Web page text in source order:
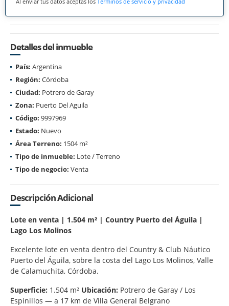
Detalles del inmueble
País: Argentina
Región: Córdoba
Ciudad: Potrero de Garay
Zona: Puerto Del Aguila
Código: 9997969
Estado: Nuevo
Área Terreno: 1504 m²
Tipo de inmueble: Lote / Terreno
Tipo de negocio: Venta
Descripción Adicional
Lote en venta | 1.504 m² | Country Puerto del Águila |
Lago Los Molinos
Excelente lote en venta dentro del Country & Club Náutico
Puerto del Águila, sobre la costa del Lago Los Molinos, Valle
de Calamuchita, Córdoba.
Superficie: 1.504 m² Ubicación: Potrero de Garay / Los
Espinillos — a 17 km de Villa General Belgrano